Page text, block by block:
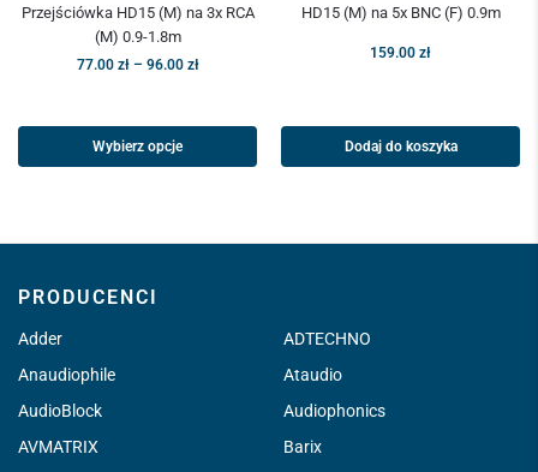
Przejściówka HD15 (M) na 3x RCA
(M) 0.9-1.8m
77.00 zł – 96.00 zł
Wybierz opcje
HD15 (M) na 5x BNC (F) 0.9m
159.00 zł
Dodaj do koszyka
PRODUCENCI
Adder
ADTECHNO
Anaudiophile
Ataudio
AudioBlock
Audiophonics
AVMATRIX
Barix